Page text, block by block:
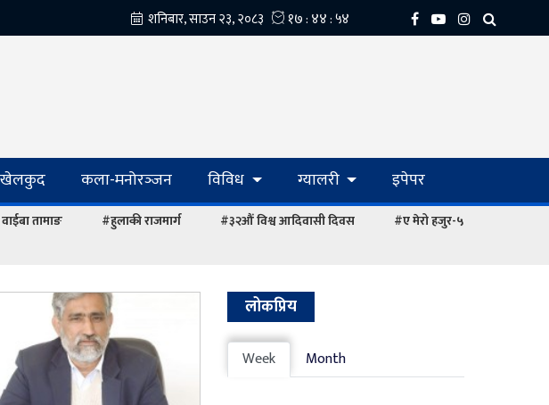
खेलकुद कला-मनोरञ्‍जन विविध ग्यालरी इपेपर
तामाङ #हुलाकी राजमार्ग #३२औं विश्व आदिवासी दिवस
#ए मेरो हजुर-५
लोकप्रिय
Week Month